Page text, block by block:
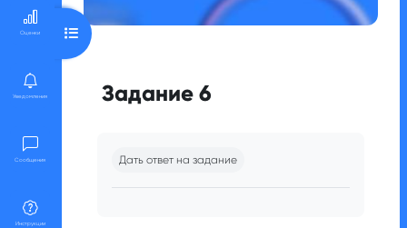
Оценки
Уведомления
Сообщения
Инструкции
Открыть оглавление курса
Задание 6
Дать ответ на задание